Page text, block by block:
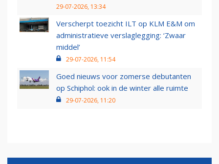
29-07-2026, 13:34
Verscherpt toezicht ILT op KLM E&M om
administratieve verslaglegging: ‘Zwaar
middel’
29-07-2026, 11:54
Goed nieuws voor zomerse debutanten
op Schiphol: ook in de winter alle ruimte
29-07-2026, 11:20